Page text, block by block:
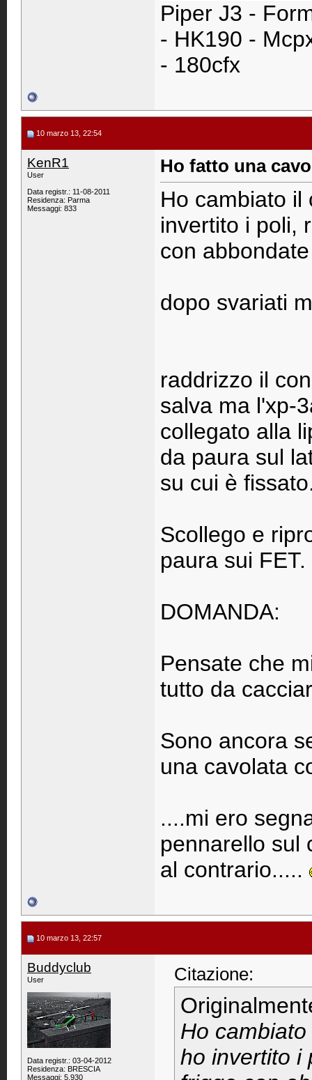
Piper J3 -
- HK190 -
- 180cfx
10 marzo 13, 22:54
KenR1
User
Data registr.: 11-08-2011
Residenza: Parma
Messaggi: 833
Ho fatto una
Ho cambiato il
invertito i poli,
con
dopo svariati
raddrizzo il
salva ma l'xp-
collegato alla
da paura sul
su cui è
Scollego e
paura sui FET.
DOMANDA:
Pensate che
tutto da
Sono ancora
una cavolata
....mi ero
pennarello sul
al contrario.....
10 marzo 13, 22:57
Buddyclub
User
Data registr.: 03-04-2012
Residenza: BRESCIA
Messaggi: 5.930
Citazione:
Ho
ho invertito i